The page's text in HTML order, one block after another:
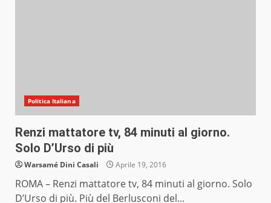
Politica Italiana
Renzi mattatore tv, 84 minuti al giorno.
Solo D’Urso di più
Warsamé Dini Casali Aprile 19, 2016
ROMA – Renzi mattatore tv, 84 minuti al giorno. Solo
D’Urso di più. Più del Berlusconi del...